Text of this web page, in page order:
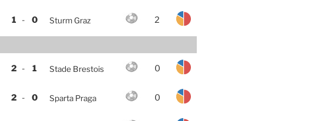
1 - 0 Sturm Graz 2
2 - 1 Stade Brestois 0
2 - 0 Sparta Praga 0